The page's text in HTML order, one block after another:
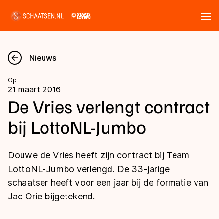
Nieuws
Kalender
Disciplines
Langebaan
Shorttrack
Inlineskaten
Uitslagen
Langebaan
Shorttrack
Tijden & historie
Nieuws
Op
21 maart 2016
De Vries verlengt contract
bij LottoNL-Jumbo
Douwe de Vries heeft zijn contract bij Team
LottoNL-Jumbo verlengd. De 33-jarige
schaatser heeft voor een jaar bij de formatie van
Jac Orie bijgetekend.